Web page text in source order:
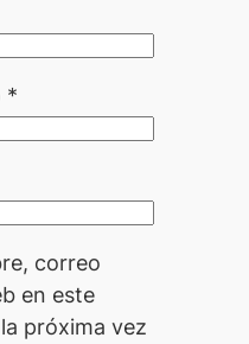
*
correo
en este
próxima vez